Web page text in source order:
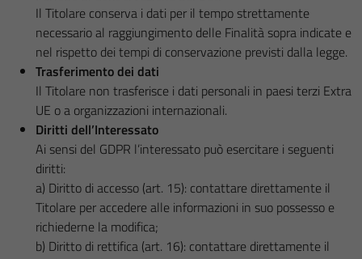
Il Titolare conserva i dati per il tempo strettamente
necessario al raggiungimento delle Finalità sopra indicate e
nel rispetto dei tempi di conservazione previsti dalla legge.
Trasferimento dei dati
Il Titolare non trasferisce i dati personali in paesi terzi Extra
UE o a organizzazioni internazionali.
Diritti dell’Interessato
Ai sensi del GDPR l’interessato può esercitare i seguenti
diritti:
a) Diritto di accesso (art. 15): contattare direttamente il
Titolare per accedere alle informazioni in suo possesso e
richiederne la modifica;
b) Diritto di rettifica (art. 16): contattare direttamente il